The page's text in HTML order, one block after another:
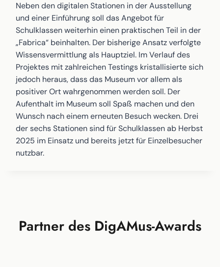
Neben den digitalen Stationen in der Ausstellung
und einer Einführung soll das Angebot für
Schulklassen weiterhin einen praktischen Teil in der
„Fabrica“ beinhalten. Der bisherige Ansatz verfolgte
Wissensvermittlung als Hauptziel. Im Verlauf des
Projektes mit zahlreichen Testings kristallisierte sich
jedoch heraus, dass das Museum vor allem als
positiver Ort wahrgenommen werden soll. Der
Aufenthalt im Museum soll Spaß machen und den
Wunsch nach einem erneuten Besuch wecken. Drei
der sechs Stationen sind für Schulklassen ab Herbst
2025 im Einsatz und bereits jetzt für Einzelbesucher
nutzbar.
Partner des DigAMus-Awards